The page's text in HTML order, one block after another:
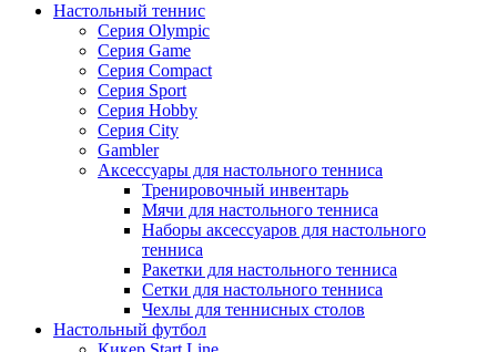
Настольный теннис
Серия Olympic
Серия Game
Серия Compact
Серия Sport
Серия Hobby
Серия City
Gambler
Аксессуары для настольного тенниса
Тренировочный инвентарь
Мячи для настольного тенниса
Наборы аксессуаров для настольного
тенниса
Ракетки для настольного тенниса
Сетки для настольного тенниса
Чехлы для теннисных столов
Настольный футбол